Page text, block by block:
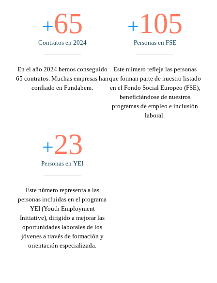
+65
Contratos en 2024
En el año 2024 hemos conseguido
65 contratos. Muchas empresas han
confiado en Fundabem.
+105
Personas en FSE
Este número refleja las personas
que forman parte de nuestro listado
en el Fondo Social Europeo (FSE),
beneficiándose de nuestros
programas de empleo e inclusión
laboral.
+23
Personas en YEI
Este número representa a las
personas incluidas en el programa
YEI (Youth Employment
Initiative), dirigido a mejorar las
oportunidades laborales de los
jóvenes a través de formación y
orientación especializada.